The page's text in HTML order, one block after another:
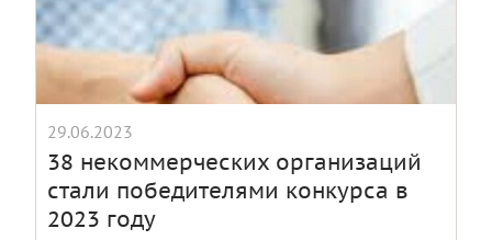
29.06.2023
38 некоммерческих организаций
стали победителями конкурса в
2023 году